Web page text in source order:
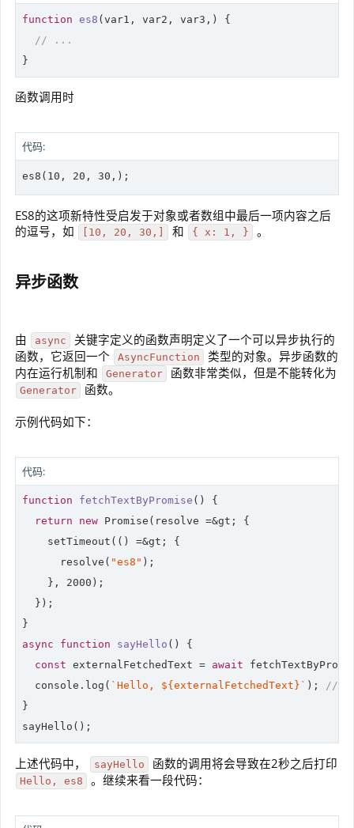
function es8 ( var1, var2, var3, ) {
// ...
}
函数调用时
代码:
es8(10, 20, 30,);
ES8的这项新特性受启发于对象或者数组中最后一项内容之后
的逗号，如
[10, 20, 30,] 和 { x: 1, } 。
异步函数
由 async
关键字定义的函数声明定义了一个可以异步执行的
函数，它返回一个
AsyncFunction
类型的对象。异步函数的
内在运行机制和
Generator 函数非常类似，但是不能转化为
Generator 函数。
示例代码如下：
代码:
function fetchTextByPromise ( ) {
return
new Promise (resolve =&gt; {
    setTimeout(() =&gt; {
      resolve(
"es8" );
    },
2000 );
  });
async
function sayHello ( ) {
const externalFetchedText = await
console .log( `Hello, ${externalFetchedText} ` );
//
}
sayHello();
上述代码中， sayHello 函数的调用将会导致在2秒之后打印
Hello, es8 。继续来看一段代码：